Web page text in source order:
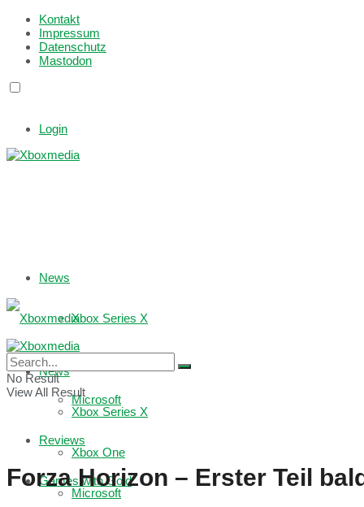
Kontakt
Impressum
Datenschutz
Mastodon
Login
News
Xbox Series X
Microsoft
Reviews
Games with Gold
News
Xbox Series X
Xbox One
Microsoft
No Result
View All Result
Forza Horizon – Erster Teil